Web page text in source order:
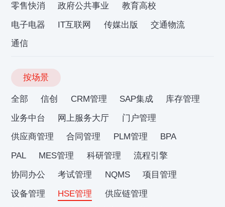
零售快消
政府公共事业
教育高校
电子电器
IT互联网 传媒出版
交通物流
通信
按场景
全部 信创 CRM管理 SAP集成
库存管理
业务中台
网上服务大厅
门户管理
供应商管理
合同管理 PLM管理
BPA
PAL
MES管理 科研管理
流程引擎
协同办公
考试管理 NQMS
项目管理
设备管理
HSE管理
供应链管理